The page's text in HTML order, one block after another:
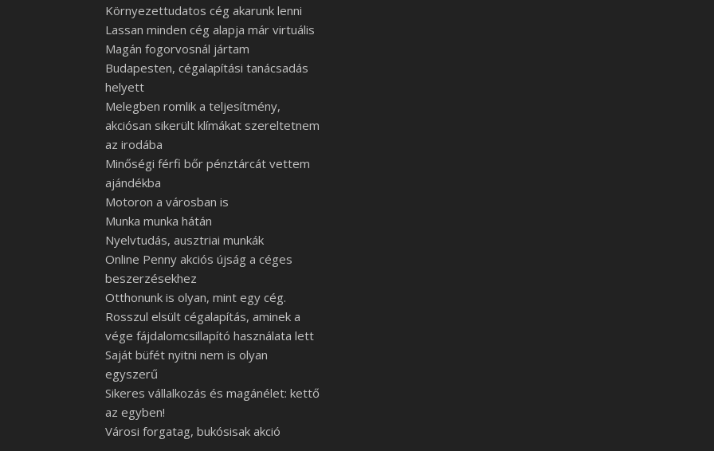
Környezettudatos cég akarunk lenni
Lassan minden cég alapja már virtuális
Magán fogorvosnál jártam
Budapesten, cégalapítási tanácsadás
helyett
Melegben romlik a teljesítmény,
akciósan sikerült klímákat szereltetnem
az irodába
Minőségi férfi bőr pénztárcát vettem
ajándékba
Motoron a városban is
Munka munka hátán
Nyelvtudás, ausztriai munkák
Online Penny akciós újság a céges
beszerzésekhez
Otthonunk is olyan, mint egy cég.
Rosszul elsült cégalapítás, aminek a
vége fájdalomcsillapító használata lett
Saját büfét nyitni nem is olyan
egyszerű
Sikeres vállalkozás és magánélet: kettő
az egyben!
Városi forgatag, bukósisak akció